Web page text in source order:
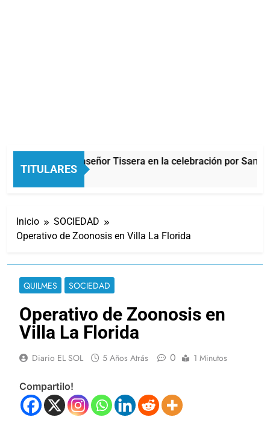
TITULARES
Balor y monseñor Tissera en la celebración por San
Hora Atrás
Inicio
SOCIEDAD
Operativo de Zoonosis en Villa La Florida
QUILMES SOCIEDAD
Operativo de Zoonosis en
Villa La Florida
Diario EL SOL 5 Años Atrás 0 1 Minutos
Compartilo!